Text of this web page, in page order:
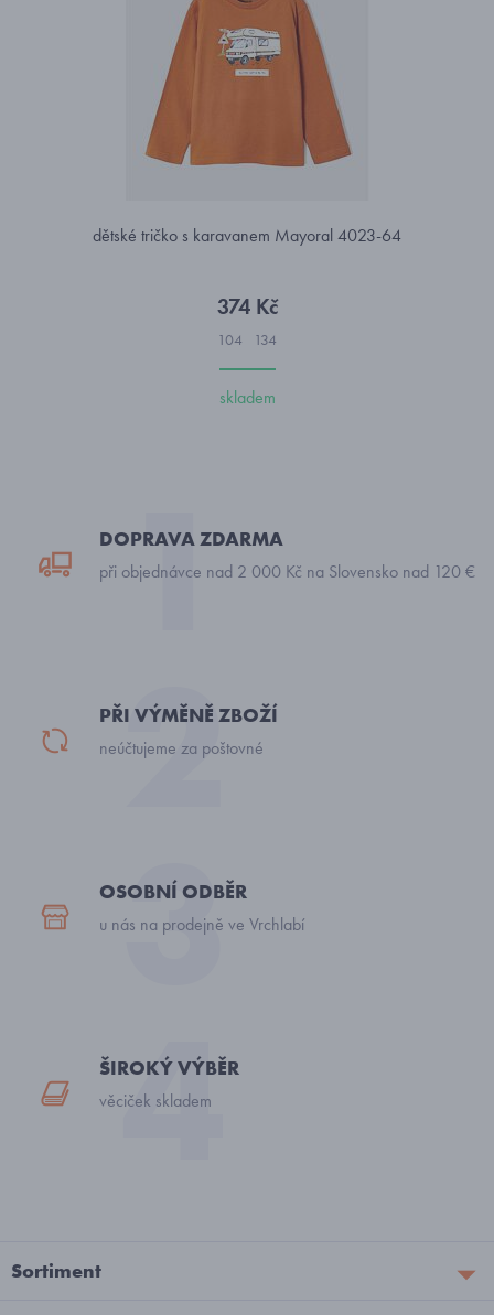
dětské tričko s karavanem Mayoral 4023-64
374 Kč
104 134
skladem
DOPRAVA ZDARMA
při objednávce nad 2 000 Kč na Slovensko nad 120 €
PŘI VÝMĚNĚ ZBOŽÍ
neúčtujeme za poštovné
OSOBNÍ ODBĚR
u nás na prodejně ve Vrchlabí
ŠIROKÝ VÝBĚR
věciček skladem
Sortiment